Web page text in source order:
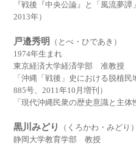
『戦後『中央公論』と「風流夢
2013年）
戸邉秀明
（とべ・ひであき）
1974年生まれ
東京経済大学経済学部 准教授
「沖縄「戦後」史における脱植
885号、2011年10月増刊）
「現代沖縄民衆の歴史意識と主
黒川みどり
（くろかわ・みどり
静岡大学教育学部 教授